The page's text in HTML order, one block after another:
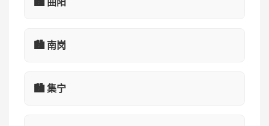
🏙️ 曲阳
🏙️ 南岗
🏙️ 集宁